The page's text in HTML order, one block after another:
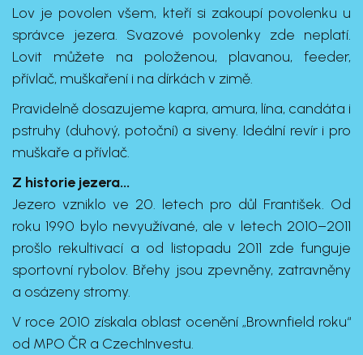
Lov je povolen všem, kteří si zakoupí povolenku u
správce jezera. Svazové povolenky zde neplatí.
Lovit můžete na položenou, plavanou, feeder,
přívlač, muškaření i na dírkách v zimě.
Pravidelně dosazujeme kapra, amura, lína, candáta i
pstruhy (duhový, potoční) a siveny. Ideální revír i pro
muškaře a přívlač.
Z historie jezera...
Jezero vzniklo ve 20. letech pro důl František. Od
roku 1990 bylo nevyužívané, ale v letech 2010–2011
prošlo rekultivací a od listopadu 2011 zde funguje
sportovní rybolov. Břehy jsou zpevněny, zatravněny
a osázeny stromy.
V roce 2010 získala oblast ocenění „Brownfield roku“
od MPO ČR a CzechInvestu.